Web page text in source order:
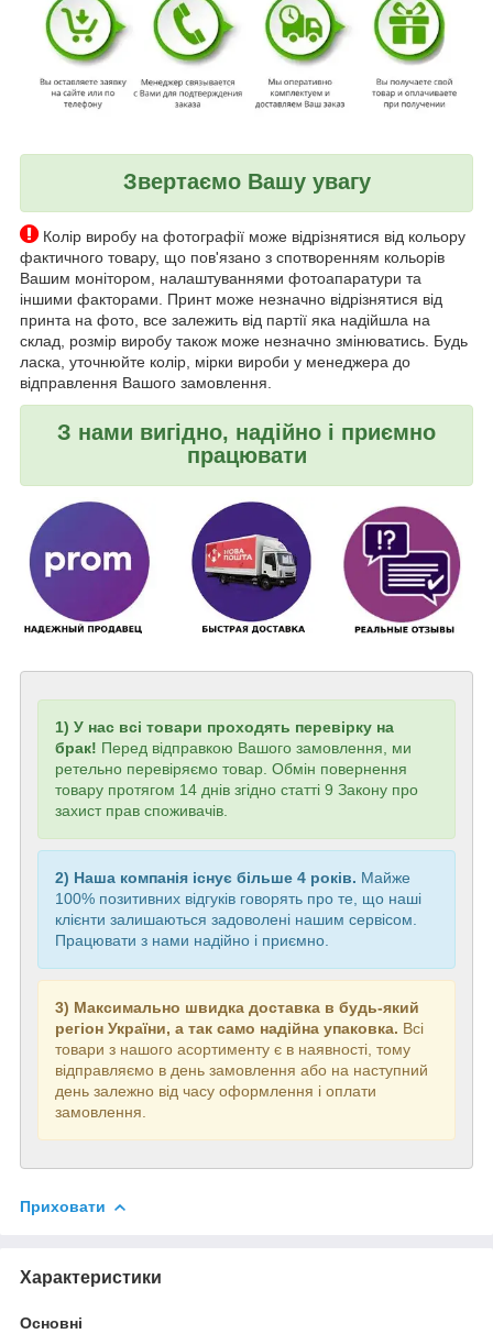
Звертаємо Вашу увагу
Колір виробу на фотографії може відрізнятися від кольору
фактичного товару, що пов'язано з спотворенням кольорів
Вашим монітором, налаштуваннями фотоапаратури та
іншими факторами. Принт може незначно відрізнятися від
принта на фото, все залежить від партії яка надійшла на
склад, розмір виробу також може незначно змінюватись. Будь
ласка, уточнюйте колір, мірки вироби у менеджера до
відправлення Вашого замовлення.
З нами вигідно, надійно і приємно
працювати
1) У нас всі товари проходять перевірку на
брак! Перед відправкою Вашого замовлення, ми
ретельно перевіряємо товар. Обмін повернення
товару протягом 14 днів згідно статті 9 Закону про
захист прав споживачів.
2) Наша компанія існує більше 4 років. Майже
100% позитивних відгуків говорять про те, що наші
клієнти залишаються задоволені нашим сервісом.
Працювати з нами надійно і приємно.
3) Максимально швидка доставка в будь-який
регіон України, а так само надійна упаковка. Всі
товари з нашого асортименту є в наявності, тому
відправляємо в день замовлення або на наступний
день залежно від часу оформлення і оплати
замовлення.
Приховати
Характеристики
Основні